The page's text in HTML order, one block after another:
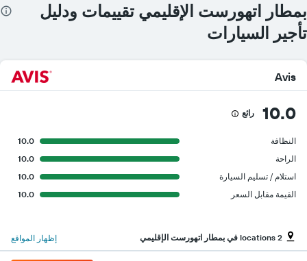
بمطار اتهورست الإقليمي تقييمات ودليل
تأجير السيارات
Avis
10.0 رائع
النظافة
10.0
الراحة
10.0
استلام / تسليم السيارة
10.0
القيمة مقابل السعر
10.0
2 locations في بمطار اتهورست الإقليمي إظهار المواقع